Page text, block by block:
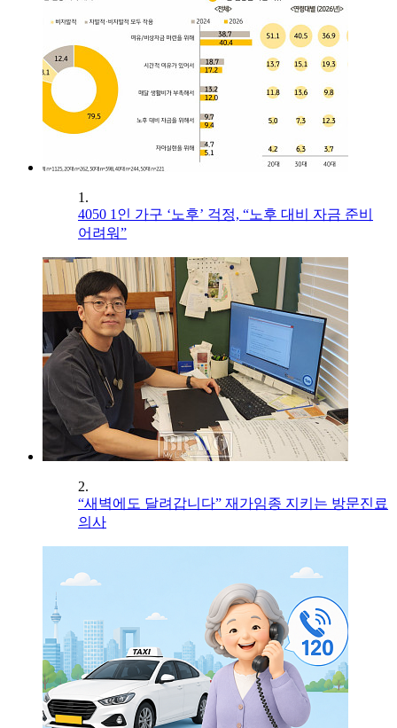
1.
4050 1인 가구 ‘노후’ 걱정, “노후 대비 자금 준비
어려워”
2.
“새벽에도 달려갑니다” 재가임종 지키는 방문진료
의사